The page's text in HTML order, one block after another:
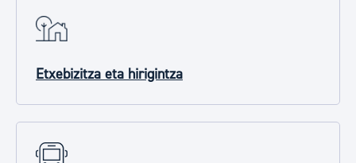
Etxebizitza eta hirigintza